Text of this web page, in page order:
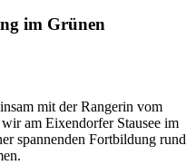
im Grünen
mit der Rangerin vom
am Eixendorfer Stausee im
spannenden Fortbildung rund